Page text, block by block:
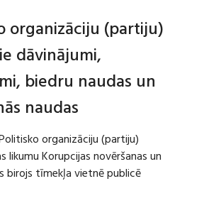
organizāciju (partiju)
dāvinājumi,
biedru naudas un
naudas
organizāciju (partiju)
likumu Korupcijas novēršanas un
birojs tīmekļa vietnē publicē